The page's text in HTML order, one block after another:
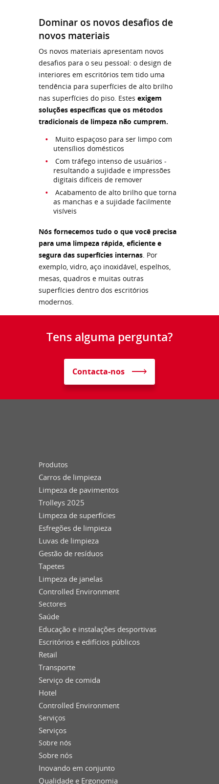
Dominar os novos desafios de
novos materiais
Os novos materiais apresentam novos
desafios para o seu pessoal: o design de
interiores em escritórios tem tido uma
tendência para superfícies de alto brilho
nas superfícies do piso. Estes exigem
soluções específicas que os métodos
tradicionais de limpeza não cumprem.
Muito espaçoso para ser limpo com
utensílios domésticos
Com tráfego intenso de usuários -
resultando a sujidade e impressões
digitais difíceis de remover
Acabamento de alto brilho que torna
as manchas e a sujidade facilmente
visíveis
Nós fornecemos tudo o que você precisa
para uma limpeza rápida, eficiente e
segura das superfícies internas. Por
exemplo, vidro, aço inoxidável, espelhos,
mesas, quadros e muitas outras
superfícies dentro dos escritórios
modernos.
Tens alguma pergunta?
Contacta-nos
Produtos
Carros de limpieza
Limpeza de pavimentos
Trolleys 2025
Limpeza de superfícies
Esfregões de limpieza
Luvas de limpieza
Gestão de resíduos
Tapetes
Limpeza de janelas
Controlled Environment
Sectores
Saúde
Educação e instalações desportivas
Escritórios e edifícios públicos
Retail
Transporte
Serviço de comida
Hotel
Controlled Environment
Serviços
Serviços
Sobre nós
Sobre nós
Inovando em conjunto
Qualidade e Ergonomia